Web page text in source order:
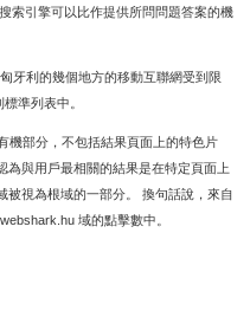
索引擎可以比作提供所問問題答案的機
牙利的幾個地方的移動互聯網受到限
準列表中。
機部分，不包括結果頁面上的特色片
為與用戶最相關的結果是在特定頁面上
被視為根域的一部分。 換句話說，來自
域的點擊數中。